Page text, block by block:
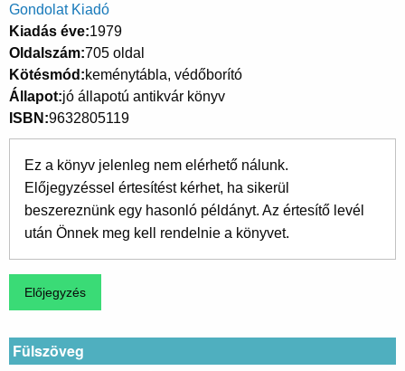
Gondolat Kiadó
Kiadás éve 1979
Oldalszám 705 oldal
Kötésmód keménytábla, védőborító
Állapot jó állapotú antikvár könyv
ISBN 9632805119
Ez a könyv jelenleg nem elérhető nálunk.
Előjegyzéssel értesítést kérhet, ha sikerül
beszereznünk egy hasonló példányt. Az értesítő levél
után Önnek meg kell rendelnie a könyvet.
Fülszöveg